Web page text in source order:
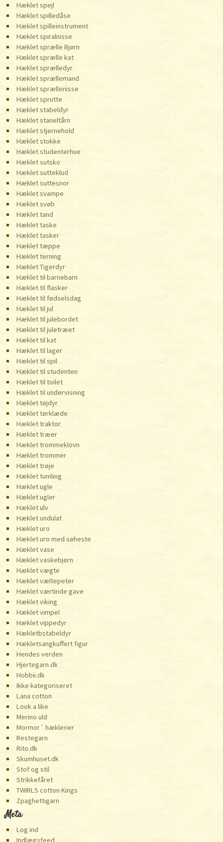
Hæklet spejl
Hæklet spilledåse
Hæklet spilleinstrument
Hæklet spiralnisse
Hæklet sprælle Bjørn
Hæklet sprælle kat
Hæklet sprælledyr
Hæklet sprællemand
Hæklet sprællenisse
Hæklet sprutte
Hæklet stabeldyr
Hæklet staneltårn
Hæklet stjernehold
Hæklet stokke
Hæklet studenterhue
Hæklet sutsko
Hæklet sutteklud
Hæklet suttesnor
Hæklet svampe
Hæklet svøb
Hæklet tand
Hæklet taske
Hæklet tasker
Hæklet tæppe
Hæklet terning
Hæklet Tigerdyr
Hæklet til barnebarn
Hæklet til flasker
Hæklet til fødselsdag
Hæklet til jul
Hæklet til julebordet
Hæklet til juletræet
Hæklet til kat
Hæklet til lager
Hæklet til spil
Hæklet til studenten
Hæklet til toilet
Hæklet til undervisning
Hæklet tøjdyr
Hæklet tørklæde
Hæklet traktor
Hæklet træer
Hæklet trommeklovn
Hæklet trommer
Hæklet trøje
Hæklet tumling
Hæklet ugle
Hæklet ugler
Hæklet ulv
Hæklet undulat
Hæklet uro
Hæklet uro med søheste
Hæklet vase
Hæklet vaskebjørn
Hæklet vægte
Hæklet væltepeter
Hæklet værtinde gave
Hæklet viking
Hæklet vimpel
Hæklet vippedyr
Hækletbstabeldyr
Hækletsangkuffert figur
Hendes verden
Hjertegarn.dk
Hobbii.dk
Ikke kategoriseret
Lana cotton
Look a like
Merino uld
Mormor´ hæklerier
Restegarn
Rito.dk
Skumhuset.dk
Stof og stil
Strikkefåret
TWIRLS cotton Kings
️Zpaghettigarn
Meta
Log ind